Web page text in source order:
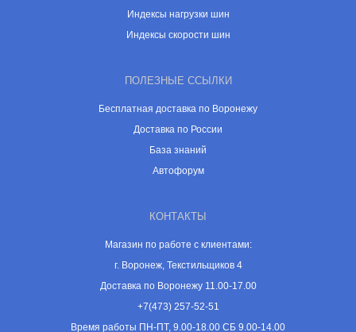
Индексы нагрузки шин
Индексы скорости шин
ПОЛЕЗНЫЕ ССЫЛКИ
Бесплатная доставка по Воронежу
Доставка по России
База знаний
Автофорум
КОНТАКТЫ
Магазин по работе с клиентами:
г. Воронеж, Текстильщиков 4
Доставка по Воронежу 11.00-17.00
+7(473) 257-52-51
Время работы ПН-ПТ, 9.00-18.00 СБ 9.00-14.00